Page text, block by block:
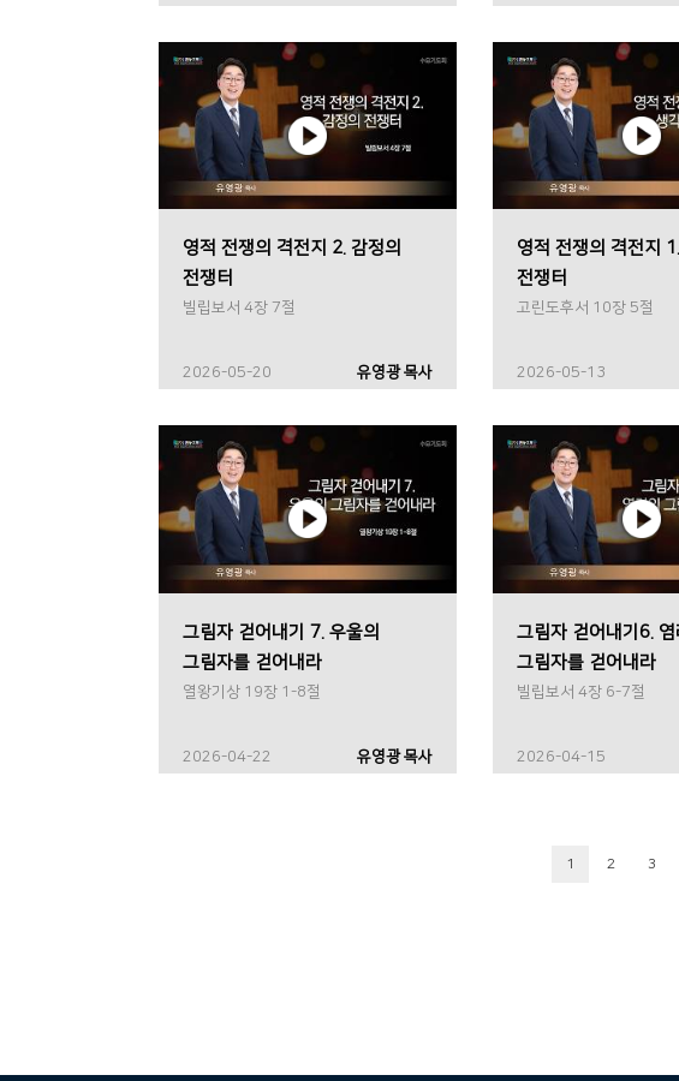
영적 전쟁의 격전지 2. 감정의
전쟁터
빌립보서 4장 7절
2026-05-20 유영광 목사
영적 전쟁의 격전지
전쟁터
고린도후서 10장 5절
2026-05-13
그림자 걷어내기 7. 우울의
그림자를 걷어내라
열왕기상 19장 1-8절
2026-04-22 유영광 목사
그림자 걷어내기6. 염
그림자를 걷어내라
빌립보서 4장 6-7절
2026-04-15
1 2 3